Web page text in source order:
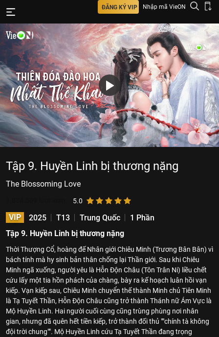
ĐĂNG KÝ VIP Nhập mã VieON
Tập 9. Huyền Linh bị thương nặng
The Blossoming Love
5.0
VIP 2025 T13 Trung Quốc
1 Phần
Tập 9. Huyền Linh bị thương nặng
Thời Thượng Cổ, hoàng đế Nhân giới Chiêu Minh (Trương Bân Bân) vì
bách tính mà hy sinh bản thân chống lại Thần giới. Sau khi Chiêu
Minh ngã xuống, người yêu là Hỗn Độn Châu (Tôn Trân Ni) liều chết
cứu lấy một tia hồn phách của chàng, bày ra kế hoạch luân hồi vạn
kiếp. Vạn kiếp sau, Chiêu Minh chuyển thế thành Minh chủ Tiên Minh
là Tạ Tuyết Thần, Hỗn Độn Châu cũng trở thành Thánh nữ Ám Vực là
Mộ Huyền Linh. Hai người cuối cùng cũng trùng phùng nơi nhân
gian, nhưng đã quên hết tiền kiếp, trở thành đối thủ ""chính tà không
đội trời chung"". Mộ Huyền Linh cứu Tạ Tuyết Thần đang trọng